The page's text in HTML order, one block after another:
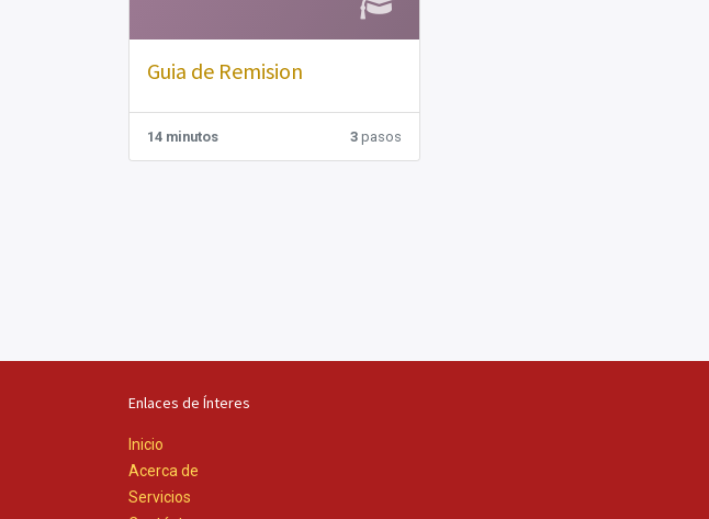
Guia de Remision
14 minutos 3pasos
Enlaces de Ínteres
Inicio
Acerca de
Servicios